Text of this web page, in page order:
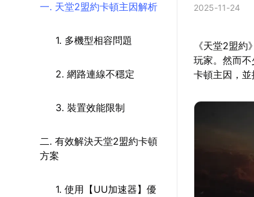
一. 天堂2盟約卡頓主因解析
1. 多機型相容問題
2. 網路連線不穩定
3. 裝置效能限制
二. 有效解決天堂2盟約卡頓
方案
1. 使用【UU加速器】優
2025-11-24
《天堂2盟
玩家。然而
卡頓主因，並